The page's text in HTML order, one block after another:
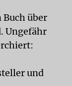
über
Ungefähr
und